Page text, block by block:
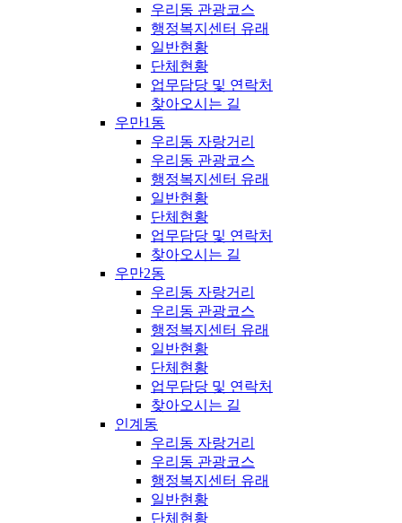
우리동 관광코스
행정복지센터 유래
일반현황
단체현황
업무담당 및 연락처
찾아오시는 길
우만1동
우리동 자랑거리
우리동 관광코스
행정복지센터 유래
일반현황
단체현황
업무담당 및 연락처
찾아오시는 길
우만2동
우리동 자랑거리
우리동 관광코스
행정복지센터 유래
일반현황
단체현황
업무담당 및 연락처
찾아오시는 길
인계동
우리동 자랑거리
우리동 관광코스
행정복지센터 유래
일반현황
단체현황